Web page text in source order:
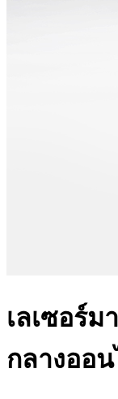
เลเซอร์ม
กลางออน